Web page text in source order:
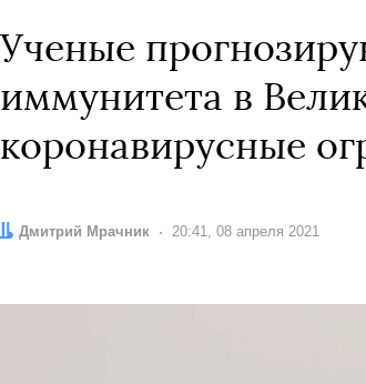
Ученые
иммунитета в
коронавирусные
Автор:
Дмитрий Мрачник Дата:
20:41, 08 апреля 2021